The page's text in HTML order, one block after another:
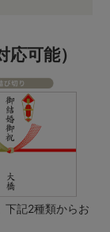
可能）
下記2種類からお